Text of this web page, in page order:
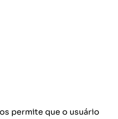
permite que o usuário